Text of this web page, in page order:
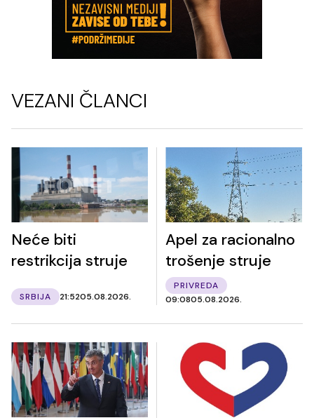
VEZANI ČLANCI
Neće biti
restrikcija struje
SRBIJA 21:5205.08.2026.
Apel za racionalno
trošenje struje
PRIVREDA
09:0805.08.2026.